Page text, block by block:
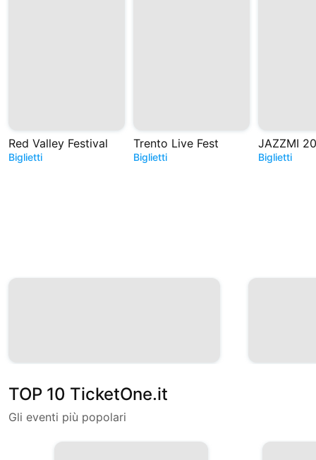
Red Valley Festival
Biglietti
Trento Live Fest
Biglietti
JAZZMI
Biglietti
TOP 10 TicketOne.it
Gli eventi più popolari